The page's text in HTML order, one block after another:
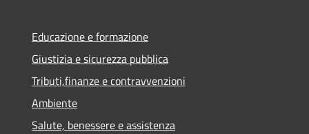
Educazione e formazione
Giustizia e sicurezza pubblica
Tributi,finanze e contravvenzioni
Ambiente
Salute, benessere e assistenza